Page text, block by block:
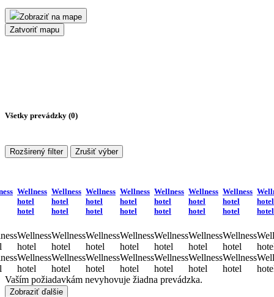
Zobraziť na mape
Zatvoriť mapu
Všetky prevádzky (0)
Rozširený filter Zrušiť výber
Wellness
hotel
hotel
Wellness
hotel
Wellness
hotel
Wellness
hotel
hotel
Wellness
hotel
Wellness
hotel
Wellness
hotel
hotel
Wellness
hotel
Wellness
hotel
Wellness
hotel
hotel
Wellness
hotel
Wellness
hotel
Wellness
hotel
hotel
Wellness
hotel
Wellness
hotel
Wellness
hotel
hotel
Wellness
hotel
Wellness
hotel
Wellness
hotel
hotel
Wellness
hotel
Wellness
hotel
hotel
hotel
Vaším požiadavkám nevyhovuje žiadna prevádzka.
Zobraziť ďalšie